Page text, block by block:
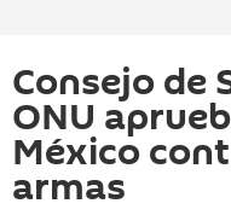
Consejo de
ONU
México
armas